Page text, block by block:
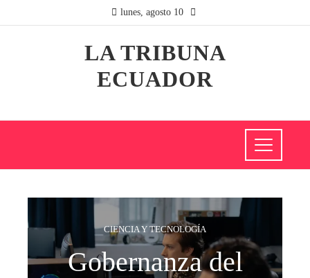
lunes, agosto 10
LA TRIBUNA
ECUADOR
CIENCIA Y TECNOLOGÍA
Gobernanza del